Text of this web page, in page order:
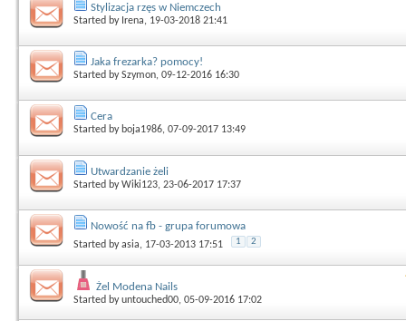
Stylizacja rzęs w Niemczech
Started by Irena, 19-03-2018 21:41
Jaka frezarka? pomocy!
Started bySzymon, 09-12-2016 16:30
Cera
Started byboja1986, 07-09-2017 13:49
Utwardzanie żeli
Started byWiki123, 23-06-2017 17:37
Nowość na fb - grupa forumowa
Started byasia, 17-03-2013 17:51 1 2
Żel Modena Nails
Started byuntouched00, 05-09-2016 17:02